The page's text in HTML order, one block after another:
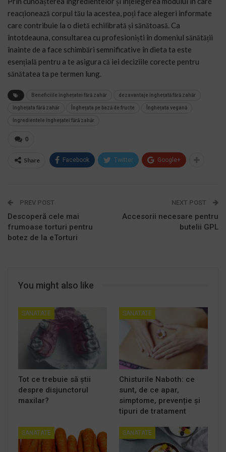
reacționează corpul tău la acestea, poți face alegeri informate
care contribuie la o dietă echilibrată și sănătoasă. Ca
întotdeauna, consultarea cu profesioniști în domeniul sănătății
înainte de a face schimbări semnificative în dieta ta este
esențială pentru a te asigura că iei deciziile corecte pentru
sănătatea ta pe termen lung.
Beneficiile înghețatei fără zahăr dezavantaje înghețată fără zahăr
înghețata fără zahăr Înghețata pe bază de fructe Înghețata vegană
Ingredientele înghețatei fără zahăr
0
Share Facebook Twitter Google+
PREV POST
Descoperă cele mai
frumoase torturi pentru
botez de la eTorturi
NEXT POST
Accesorii necesare pentru
butelii GPL
You might also like
SANATATE
Tot ce trebuie să știi
despre disjunctorul
maxilar?
SANATATE
Chisturile Naboth: ce
sunt, de ce apar,
simptome, prevenție și
tipuri de tratament
SANATATE SANATATE